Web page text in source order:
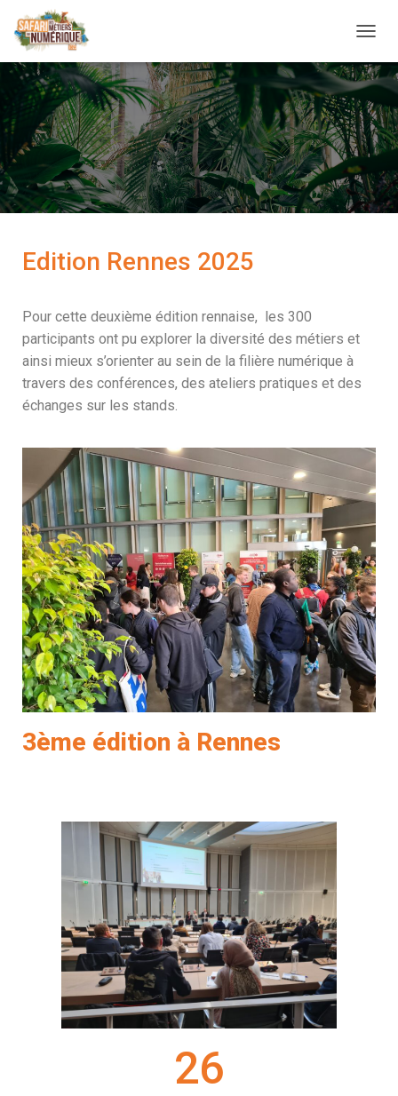
É
P
I
E
R
A
N
A
Edition Rennes 2025
Pour cette deuxième édition rennaise, les 300
participants ont pu explorer la diversité des métiers et
ainsi mieux s’orienter au sein de la filière numérique à
travers des conférences, des ateliers pratiques et des
échanges sur les stands.
3ème édition à Rennes
26